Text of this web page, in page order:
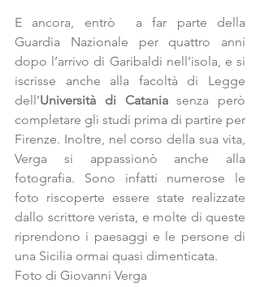
E ancora, entrò  a far parte della
Guardia Nazionale per quattro anni
dopo l’arrivo di Garibaldi nell’isola, e si
iscrisse anche alla facoltà di Legge
dell’Università di Catania senza però
completare gli studi prima di partire per
Firenze. Inoltre, nel corso della sua vita,
Verga si appassionò anche alla
fotografia. Sono infatti numerose le
foto riscoperte essere state realizzate
dallo scrittore verista, e molte di queste
riprendono i paesaggi e le persone di
una Sicilia ormai quasi dimenticata.
Foto di Giovanni Verga